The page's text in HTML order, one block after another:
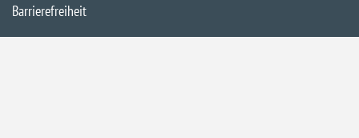
Barrierefreiheit